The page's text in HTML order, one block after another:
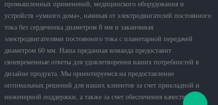
промышленных применений, медицинского оборудования и
устройств «умного дома», начиная от электродвигателей постоянного
тока без сердечника диаметром 8 мм и заканчивая
электродвигателями постоянного тока с планетарной передачей
диаметром 60 мм. Наша преданная команда предоставит
своевременные ответы для удовлетворения ваших потребностей в
дизайне продукта. Мы ориентируемся на предоставление
оптимальных решений для наших клиентов за счет прикладной и
инженерной поддержки, а также за счет обеспечения качественных